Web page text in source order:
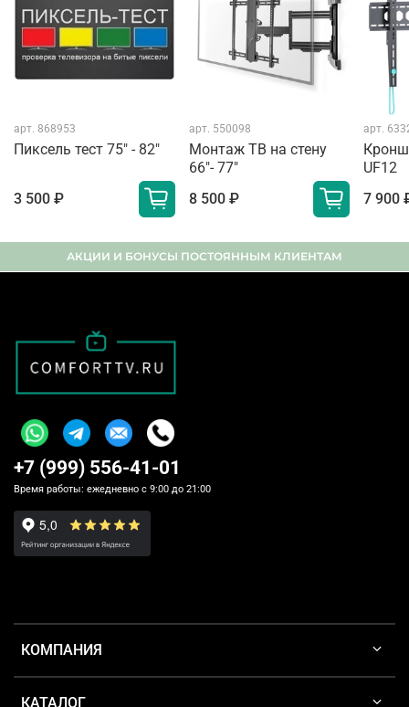
арт. 868953
Пиксель тест 75" - 82"
3 500 ₽
арт. 550098
Монтаж ТВ на стену
66"- 77"
8 500 ₽
арт.
UF12
7 900
АКЦИИ И БОНУСЫ ПОСТОЯННЫМ КЛИЕНТАМ
КОМПАНИЯ
КАТАЛОГ
+7 (999) 556-41-01
Время работы: ежедневно с 9:00 до 21:00